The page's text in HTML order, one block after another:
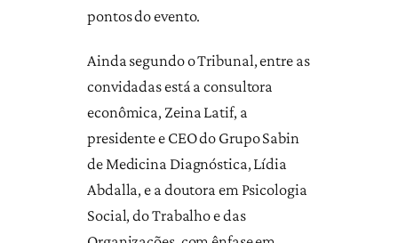
pontos do evento.
Ainda segundo o Tribunal, entre as
convidadas está a consultora
econômica, Zeina Latif, a
presidente e CEO do Grupo Sabin
de Medicina Diagnóstica, Lídia
Abdalla, e a doutora em Psicologia
Social, do Trabalho e das